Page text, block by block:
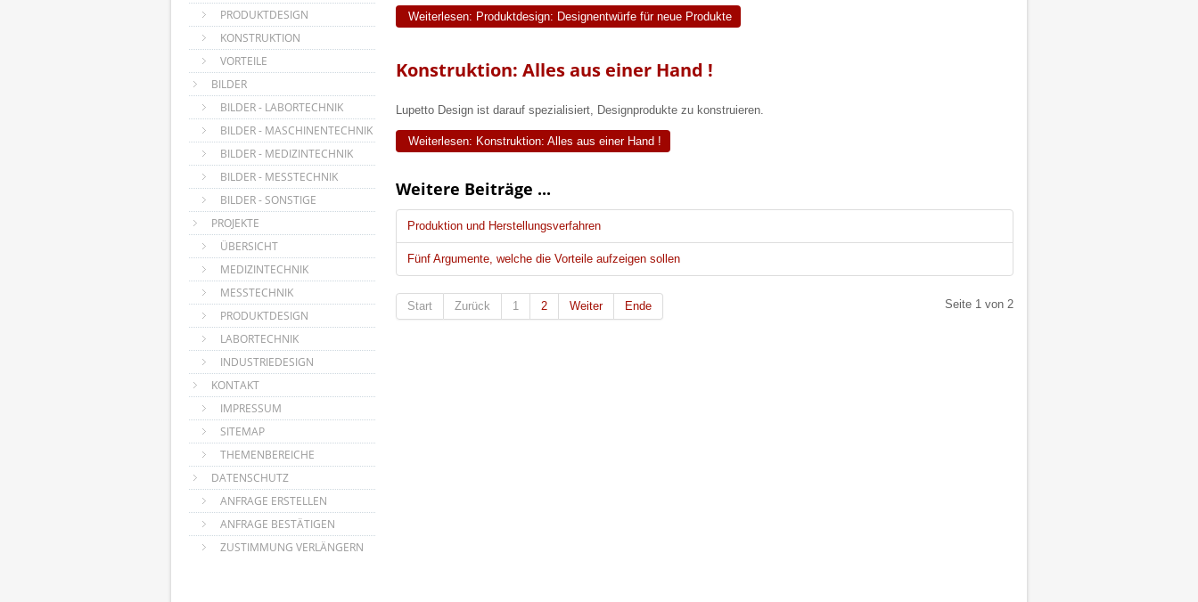
PRODUKTDESIGN
KONSTRUKTION
VORTEILE
BILDER
BILDER - LABORTECHNIK
BILDER - MASCHINENTECHNIK
BILDER - MEDIZINTECHNIK
BILDER - MESSTECHNIK
BILDER - SONSTIGE
PROJEKTE
ÜBERSICHT
MEDIZINTECHNIK
MESSTECHNIK
PRODUKTDESIGN
LABORTECHNIK
INDUSTRIEDESIGN
KONTAKT
IMPRESSUM
SITEMAP
THEMENBEREICHE
DATENSCHUTZ
ANFRAGE ERSTELLEN
ANFRAGE BESTÄTIGEN
ZUSTIMMUNG VERLÄNGERN
Weiterlesen: Produktdesign: Designentwürfe für neue Produkte
Konstruktion: Alles aus einer Hand !
Lupetto Design ist darauf spezialisiert, Designprodukte zu konstruieren.
Weiterlesen: Konstruktion: Alles aus einer Hand !
Weitere Beiträge ...
Produktion und Herstellungsverfahren
Fünf Argumente, welche die Vorteile aufzeigen sollen
Seite 1 von 2
Start Zurück 1 2 Weiter Ende